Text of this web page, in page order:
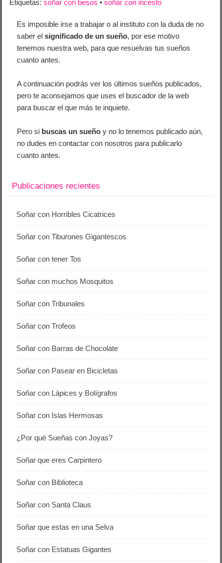
Etiquetas:soñar con besos •soñar con incesto
Es imposible irse a trabajar o al instituto con la duda de no
saber elsignificado de un sueño, por ese motivo
tenemos nuestra web, para que resuelvas tus sueños
cuanto antes.
A continuación podrás ver los últimos sueños publicados,
pero te aconsejamos que uses el buscador de la web
para buscar el que más te inquiete.
Pero si buscas un sueño y no lo tenemos publicado aún,
no dudes en contactar con nosotros para publicarlo
cuanto antes.
Publicaciones recientes
Soñar con Horribles Cicatrices
Soñar con Tiburones Gigantescos
Soñar con tener Tos
Soñar con muchos Mosquitos
Soñar con Tribunales
Soñar con Trofeos
Soñar con Barras de Chocolate
Soñar con Pasear en Bicicletas
Soñar con Lápices y Bolígrafos
Soñar con Islas Hermosas
¿Por qué Sueñas con Joyas?
Soñar que eres Carpintero
Soñar con Biblioteca
Soñar con Santa Claus
Soñar que estas en una Selva
Soñar con Estatuas Gigantes